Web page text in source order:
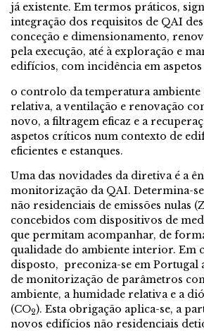
já existente. Em termos práticos,
integração dos requisitos de QAI
conceção e dimensionamento,
pela execução, até à exploração e
edifícios, com incidência em
o controlo da temperatura ambiente
relativa, a ventilação e renovação
novo, a filtragem eficaz e a
aspetos críticos num contexto de
eficientes e estanques.
Uma das novidades da diretiva é a
monitorização da QAI. Determina-
não residenciais de emissões nulas
concebidos com dispositivos de
que permitam acompanhar, de
qualidade do ambiente interior. Em
disposto, preconiza-se em Portugal
de monitorização de parâmetros
ambiente, a humidade relativa e a
(CO2). Esta obrigação aplica-se, a
novos edifícios não residenciais